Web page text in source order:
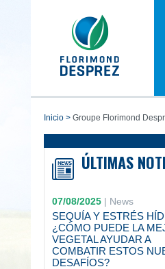
inicio > Groupe Florimond
ÚLTIMAS
07/08/2025| News
SEQUÍA Y ESTRÉS
¿CÓMO PUEDE LA
VEGETAL AYUDAR A
COMBATIR ESTOS
DESAFÍOS?